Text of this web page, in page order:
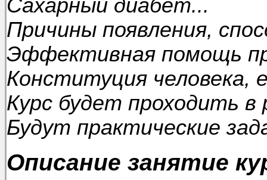
Сахарный диабет...
Причины появления,
Эффективная помощь
Конституция человека,
Курс будет проходить
Будут практические
Описание занятие